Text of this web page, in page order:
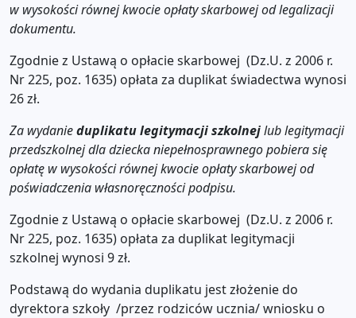
w wysokości równej kwocie opłaty skarbowej od legalizacji
dokumentu.
Zgodnie z Ustawą o opłacie skarbowej (Dz.U. z 2006 r.
Nr 225, poz. 1635) opłata za duplikat świadectwa wynosi
26 zł.
Za wydanieduplikatu legitymacji szkolnejlub legitymacji
przedszkolnej dla dziecka niepełnosprawnego pobiera się
opłatę w wysokości równej kwocie opłaty skarbowej od
poświadczenia własnoręczności podpisu.
Zgodnie z Ustawą o opłacie skarbowej (Dz.U. z 2006 r.
Nr 225, poz. 1635) opłata za duplikat legitymacji
szkolnej wynosi 9 zł.
Podstawą do wydania duplikatu jest złożenie do
dyrektora szkoły /przez rodziców ucznia/ wniosku o